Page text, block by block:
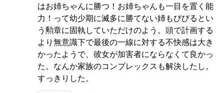
はお姉ちゃんに勝つ！お姉ちゃんも一目を置く能
力！って幼少期に滅多に勝てない姉もびびるとい
う勲章に固執していただけのよう。頭で計画する
より無意識下で最後の一線に対する不快感は大き
かったようで、彼女が加害者にならなくて良かっ
た。なんか家族のコンプレックスも解決したし。
すっきりした。